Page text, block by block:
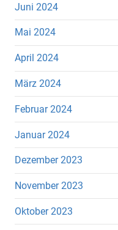
Juni 2024
Mai 2024
April 2024
März 2024
Februar 2024
Januar 2024
Dezember 2023
November 2023
Oktober 2023